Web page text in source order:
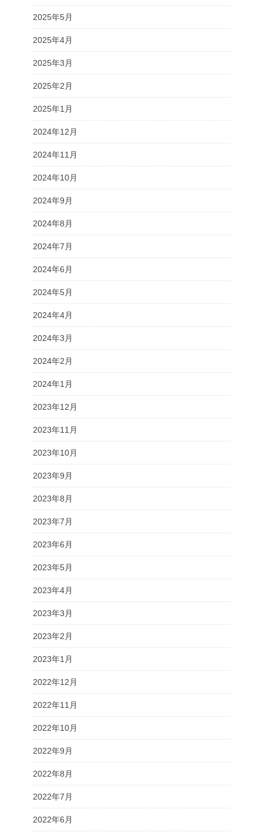
2025年5月
2025年4月
2025年3月
2025年2月
2025年1月
2024年12月
2024年11月
2024年10月
2024年9月
2024年8月
2024年7月
2024年6月
2024年5月
2024年4月
2024年3月
2024年2月
2024年1月
2023年12月
2023年11月
2023年10月
2023年9月
2023年8月
2023年7月
2023年6月
2023年5月
2023年4月
2023年3月
2023年2月
2023年1月
2022年12月
2022年11月
2022年10月
2022年9月
2022年8月
2022年7月
2022年6月